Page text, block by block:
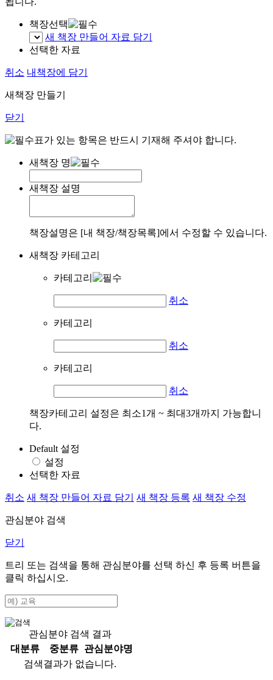
책장선택
새 책장 만들어 자료 담기
선택한 자료
취소 내책장에 담기
새책장 만들기
닫기
표가 있는 항목은 반드시 기재해 주셔야 합니다.
새책장 명
새책장 설명
책장설명은 [내 책장/책장목록]에서 수정할 수 있습니다.
새책장 카테고리
카테고리
취소
카테고리
취소
카테고리
취소
책장카테고리 설정은 최소1개 ~ 최대3개까지 가능합니
다.
Default 설정
설정
선택한 자료
취소 새 책장 만들어 자료 담기 새 책장 등록 새 책장 수정
관심분야 검색
닫기
트리 또는 검색을 통해 관심분야를 선택 하신 후 등록 버튼을
클릭 하십시오.
관심분야 검색 결과
대분류
중분류
관심분야명
검색결과가 없습니다.